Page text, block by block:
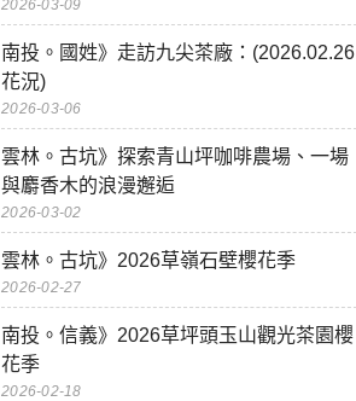
2026-03-09
南投。國姓》走訪九尖茶廠：(2026.02.26
花況)
2026-03-06
雲林。古坑》探索青山坪咖啡農場、一場
與麝香木的浪漫邂逅
2026-03-02
雲林。古坑》2026草嶺石壁櫻花季
2026-02-27
南投。信義》2026草坪頭玉山觀光茶園櫻
花季
2026-02-18